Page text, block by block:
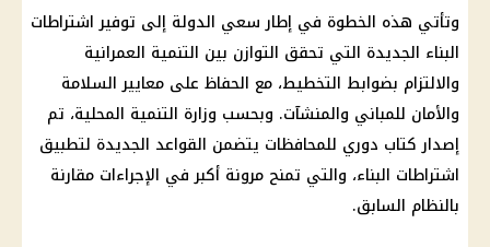
وتأتي هذه الخطوة في إطار سعي الدولة إلى توفير اشتراطات
البناء الجديدة التي تحقق التوازن بين التنمية العمرانية
والالتزام بضوابط التخطيط، مع الحفاظ على معايير السلامة
والأمان للمباني والمنشآت. وبحسب وزارة التنمية المحلية، تم
إصدار كتاب دوري للمحافظات يتضمن القواعد الجديدة لتطبيق
اشتراطات البناء، والتي تمنح مرونة أكبر في الإجراءات مقارنة
بالنظام السابق.